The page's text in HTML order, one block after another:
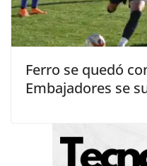
Ferro se quedó
Embajadores se